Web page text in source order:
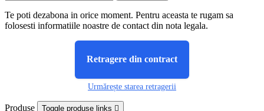
Te poti dezabona in orice moment. Pentru aceasta te rugam sa
folosesti informatiile noastre de contact din nota legala.
Retragere din contract
Urmărește starea retragerii
Produse Toggle produse links 